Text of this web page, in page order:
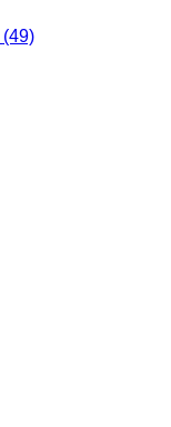
(49)